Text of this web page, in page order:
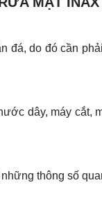
đá, do đó cần
dây, máy cắt,
thông số